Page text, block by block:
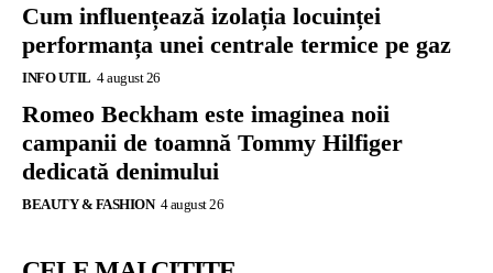
Cum influențează izolația locuinței
performanța unei centrale termice pe gaz
INFO UTIL 4 august 26
Romeo Beckham este imaginea noii
campanii de toamnă Tommy Hilfiger
dedicată denimului
BEAUTY & FASHION 4 august 26